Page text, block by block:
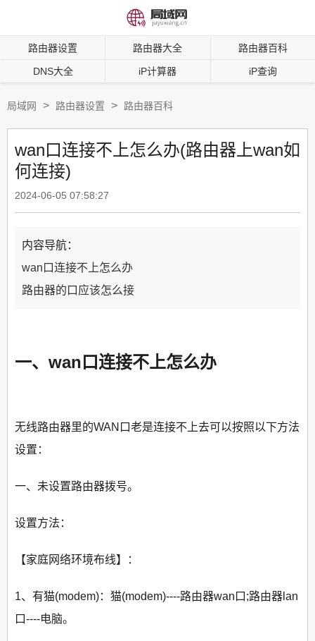
路由器设置 路由器大全 路由器百科
DNS大全 iP计算器 iP查询
局域网 > 路由器设置 > 路由器百科
wan口连接不上怎么办(路由器上wan如
何连接)
2024-06-05 07:58:27
内容导航：
wan口连接不上怎么办
路由器的口应该怎么接
一、wan口连接不上怎么办
无线路由器里的WAN口老是连接不上去可以按照以下方法
设置：
一、未设置路由器拨号。
设置方法：
【家庭网络环境布线】：
1、有猫(modem)：猫(modem)----路由器wan口;路由器lan
口----电脑。